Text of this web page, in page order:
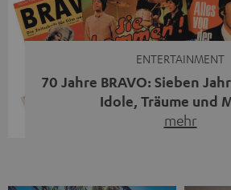
einem einzigen Gerät – und zeigt,
Sound heute keine klassische HiFi-
ENTERTAINMENT
70 Jahre BRAVO: Sieben
Idole, Träume und
mehr